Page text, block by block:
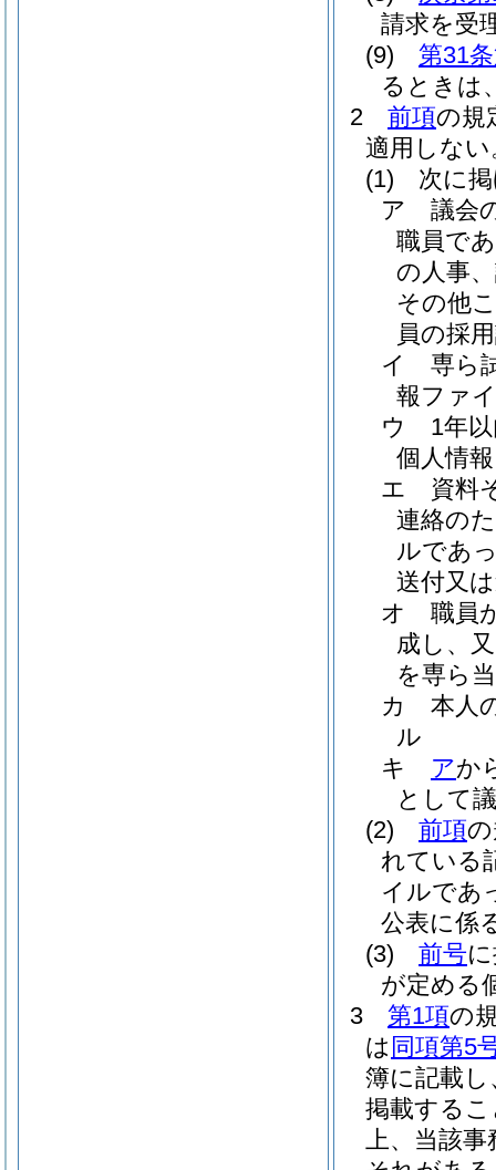
請求を受
(9)
第31
るときは
2
前項の規
適用しない
(1)
次に
ア
議会
職員で
の人事
その他
員の採
イ
専ら
報ファ
ウ
1年
個人情
エ
資料
連絡の
ルであ
送付又
オ
職員
成し、
を専ら
カ
本人
ル
キ
アか
として
(2)
前項
れている
イルであ
公表に係
(3)
前号
が定める
3
第1項の
は 同項第5
簿に記載
掲載する
上、当該